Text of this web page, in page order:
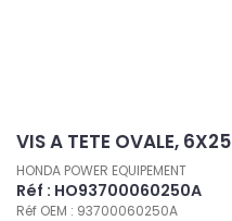
VIS A TETE OVALE, 6X25
HONDA POWER EQUIPEMENT
Réf : HO93700060250A
Réf OEM : 93700060250A